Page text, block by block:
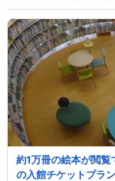
約1万冊の絵本が閲覧
の入館チケットプラ